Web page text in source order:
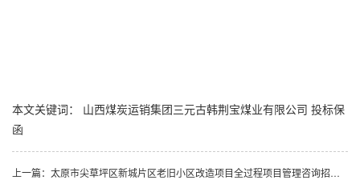
本文关键词： 山西煤炭运销集团三元古韩荆宝煤业有限公司 投标保
函
上一篇： 太原市尖草坪区新城片区老旧小区改造项目全过程项目管理咨询招标公告